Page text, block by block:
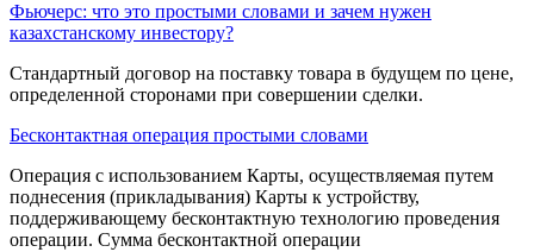
Фьючерс: что это простыми словами и зачем нужен
казахстанскому инвестору?
Стандартный договор на поставку товара в буду­щем по цене,
определенной сторонами при со­вершении сделки.
Бесконтактная операция простыми словами
Операция с использованием Карты, осуществляемая путем
поднесения (прикладывания) Карты к устройству,
поддерживающему бесконтактную технологию проведения
операции. Сумма бесконтактной операции